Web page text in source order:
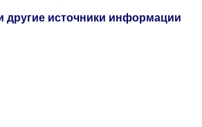
другие источники информации